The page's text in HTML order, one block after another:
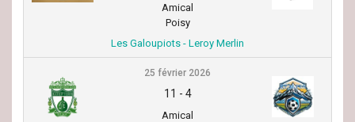
Amical
Poisy
Les Galoupiots - Leroy Merlin
25 février 2026
11 - 4
Amical